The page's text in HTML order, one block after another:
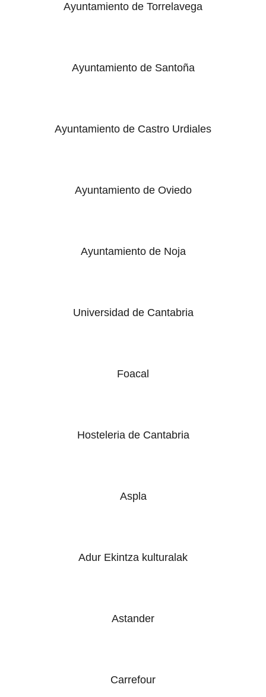
Ayuntamiento de Torrelavega
Ayuntamiento de Santoña
Ayuntamiento de Castro Urdiales
Ayuntamiento de Oviedo
Ayuntamiento de Noja
Universidad de Cantabria
Foacal
Hosteleria de Cantabria
Aspla
Adur Ekintza kulturalak
Astander
Carrefour